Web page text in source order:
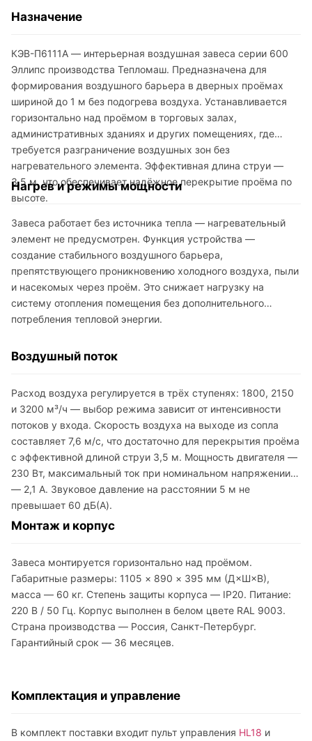
Назначение
КЭВ-П6111A — интерьерная воздушная завеса серии 600
Эллипс производства Тепломаш. Предназначена для
формирования воздушного барьера в дверных проёмах
шириной до 1 м без подогрева воздуха. Устанавливается
горизонтально над проёмом в торговых залах,
административных зданиях и других помещениях, где
требуется разграничение воздушных зон без
нагревательного элемента. Эффективная длина струи —
3,5 м, что обеспечивает надёжное перекрытие проёма по
высоте.
Нагрев и режимы мощности
Завеса работает без источника тепла — нагревательный
элемент не предусмотрен. Функция устройства —
создание стабильного воздушного барьера,
препятствующего проникновению холодного воздуха, пыли
и насекомых через проём. Это снижает нагрузку на
систему отопления помещения без дополнительного
потребления тепловой энергии.
Воздушный поток
Расход воздуха регулируется в трёх ступенях: 1800, 2150
и 3200 м³/ч — выбор режима зависит от интенсивности
потоков у входа. Скорость воздуха на выходе из сопла
составляет 7,6 м/с, что достаточно для перекрытия проёма
с эффективной длиной струи 3,5 м. Мощность двигателя —
230 Вт, максимальный ток при номинальном напряжении
— 2,1 А. Звуковое давление на расстоянии 5 м не
превышает 60 дБ(A).
Монтаж и корпус
Завеса монтируется горизонтально над проёмом.
Габаритные размеры: 1105 × 890 × 395 мм (Д×Ш×В),
масса — 60 кг. Степень защиты корпуса — IP20. Питание:
220 В / 50 Гц. Корпус выполнен в белом цвете RAL 9003.
Страна производства — Россия, Санкт-Петербург.
Гарантийный срок — 36 месяцев.
Комплектация и управление
В комплект поставки входит пульт управления HL18 и